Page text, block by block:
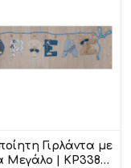
Γιρλάντα με
Μεγάλο | ΚΡ338